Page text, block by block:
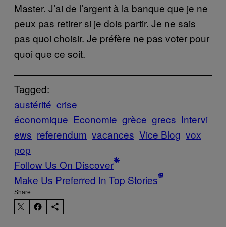
Master. J’ai de l’argent à la banque que je ne
peux pas retirer si je dois partir. Je ne sais
pas quoi choisir. Je préfère ne pas voter pour
quoi que ce soit.
Tagged:
austérité crise
économique Economie grèce grecs Intervi
ews referendum vacances Vice Blog vox
pop
Follow Us On Discover
Make Us Preferred In Top Stories
Share: